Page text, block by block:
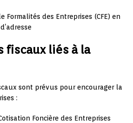
Formalités des Entreprises (CFE) en
fiscaux liés à la
sont prévus pour encourager la
:
Foncière des Entreprises